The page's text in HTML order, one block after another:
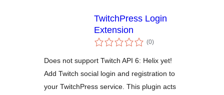
TwitchPress Login
Extension
(0总
评)
Does not support Twitch API 6: Helix yet!
Add Twitch social login and registration to
your TwitchPress service. This plugin acts